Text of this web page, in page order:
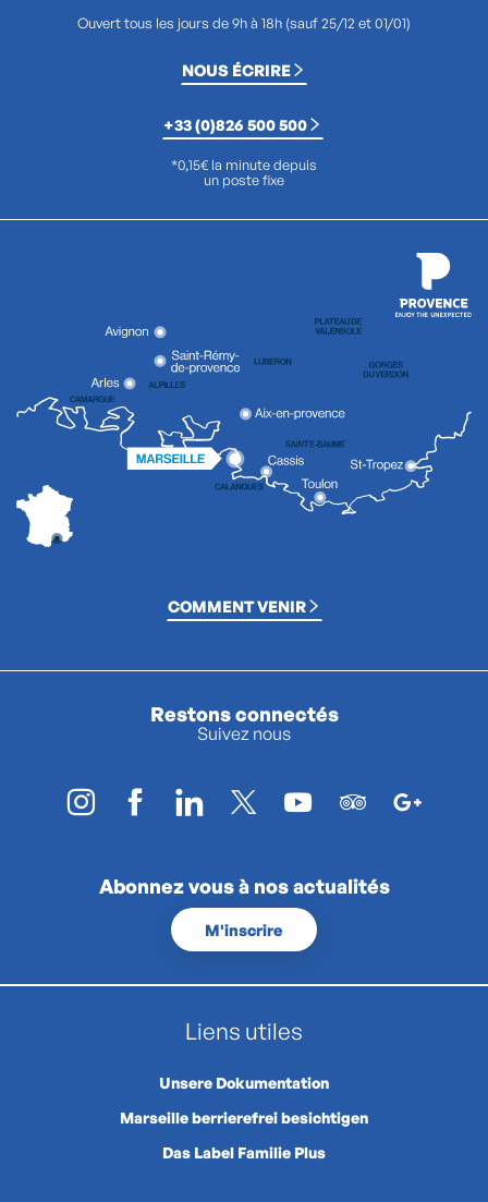
Ouvert tous les jours de 9h à 18h (sauf 25/12 et 01/01)
NOUS ÉCRIRE
+33 (0)826 500 500
*0,15€ la minute depuis
un poste fixe
COMMENT VENIR
Restons connectés
Suivez nous
Abonnez vous à nos actualités
M'inscrire
Liens utiles
Unsere Dokumentation
Marseille berrierefrei besichtigen
Das Label Familie Plus